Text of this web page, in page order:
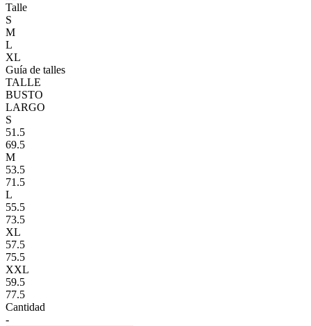
Talle
S
M
L
XL
Guía de talles
TALLE
BUSTO
LARGO
S
51.5
69.5
M
53.5
71.5
L
55.5
73.5
XL
57.5
75.5
XXL
59.5
77.5
Cantidad
-